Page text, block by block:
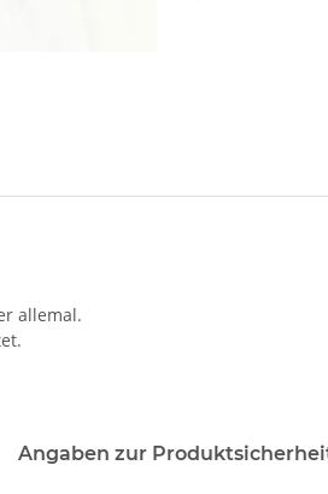
allemal.
Angaben zur